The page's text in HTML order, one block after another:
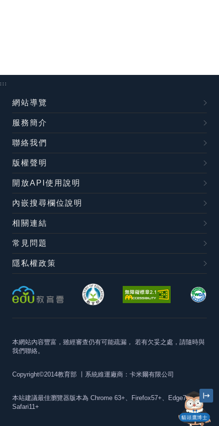
貓頭鷹博士
:::
網站導覽
服務簡介
聯絡我們
版權聲明
開放API使用說明
內嵌搜尋欄位說明
相關連結
常見問題
隱私權政策
本網站內容豐富，雖經審查仍有可能疏漏， 若有欠妥之處，請隨時與
我們聯絡。
Copyright©2014教育部 丨系統維運廠商：卡米爾有限公司
本站建議最佳瀏覽器版本為 Chrome 63+、Firefox57+、Edge79+及
Safari11+